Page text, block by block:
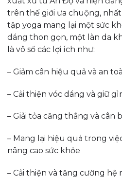
trên thế giới ưa chuộng,
tập yoga mang lại một sức
dáng thon gọn, một làn da
là vô số các lợi ích như:
– Giảm cân hiệu quả và an
– Cải thiện vóc dáng và giữ
– Giải tỏa căng thẳng và cân
– Mang lại hiệu quả trong
nâng cao sức khỏe
– Cải thiện và tăng cường hệ